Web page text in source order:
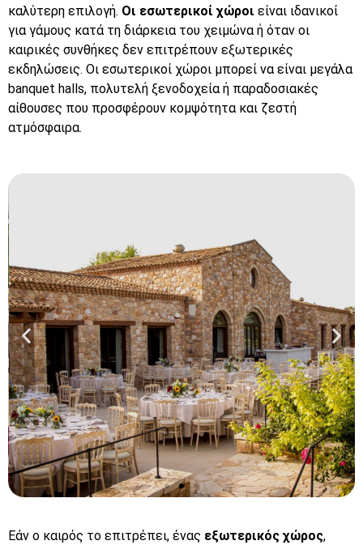
καλύτερη επιλογή. Οι εσωτερικοί χώροι είναι ιδανικοί
για γάμους κατά τη διάρκεια του χειμώνα ή όταν οι
καιρικές συνθήκες δεν επιτρέπουν εξωτερικές
εκδηλώσεις. Οι εσωτερικοί χώροι μπορεί να είναι μεγάλα
banquet halls, πολυτελή ξενοδοχείαή παραδοσιακές
αίθουσες που προσφέρουν κομψότητα και ζεστή
ατμόσφαιρα.
Πύργος
Εάν ο καιρός το επιτρέπει, ένας εξωτερικός χώρος,